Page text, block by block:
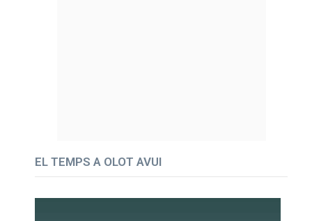
EL TEMPS A OLOT AVUI